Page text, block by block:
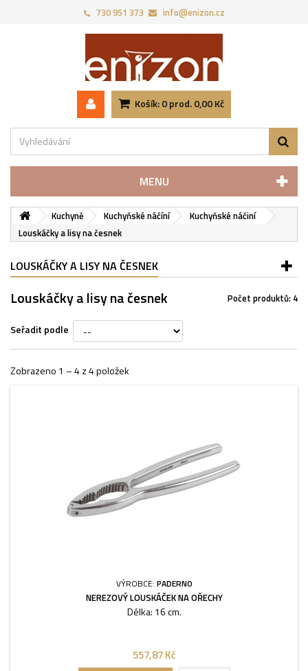
730 951 373‬ info@enizon.cz
Košík:0prod.0,00 Kč
MENU
Kuchyně Kuchyňské náčíní
Kuchyňské náčiní
Louskáčky a lisy na česnek
LOUSKÁČKY A LISY NA ČESNEK
Louskáčky a lisy na česnek Počet produktů: 4
Seřadit podle
Zobrazeno 1 – 4 z 4 položek
VÝROBCE: PADERNO
NEREZOVÝ LOUSKÁČEK NA OŘECHY
Délka: 16 cm.
557,87 Kč